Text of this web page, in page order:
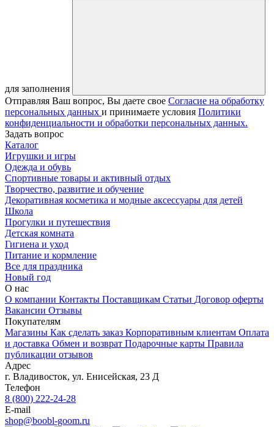
для заполнения
Отправляя Ваш вопрос, Вы даете свое Согласие на обработку
персональных данных и принимаете условия Политики
конфиденциальности и обработки персональных данных.
Задать вопрос
Каталог
Игрушки и игры
Одежда и обувь
Спортивные товары и активный отдых
Творчество, развитие и обучение
Декоративная косметика и модные аксессуары для детей
Школа
Прогулки и путешествия
Детская комната
Гигиена и уход
Питание и кормление
Все для праздника
Новый год
О нас
О компании Контакты Поставщикам Статьи Договор оферты
Вакансии Отзывы
Покупателям
Магазины Как сделать заказ Корпоративным клиентам Оплата
и доставка Обмен и возврат Подарочные карты Правила
публикации отзывов
Адрес
г. Владивосток, ул. Енисейская, 23 Д
Телефон
8 (800) 222-24-28
E-mail
shop@boobl-goom.ru